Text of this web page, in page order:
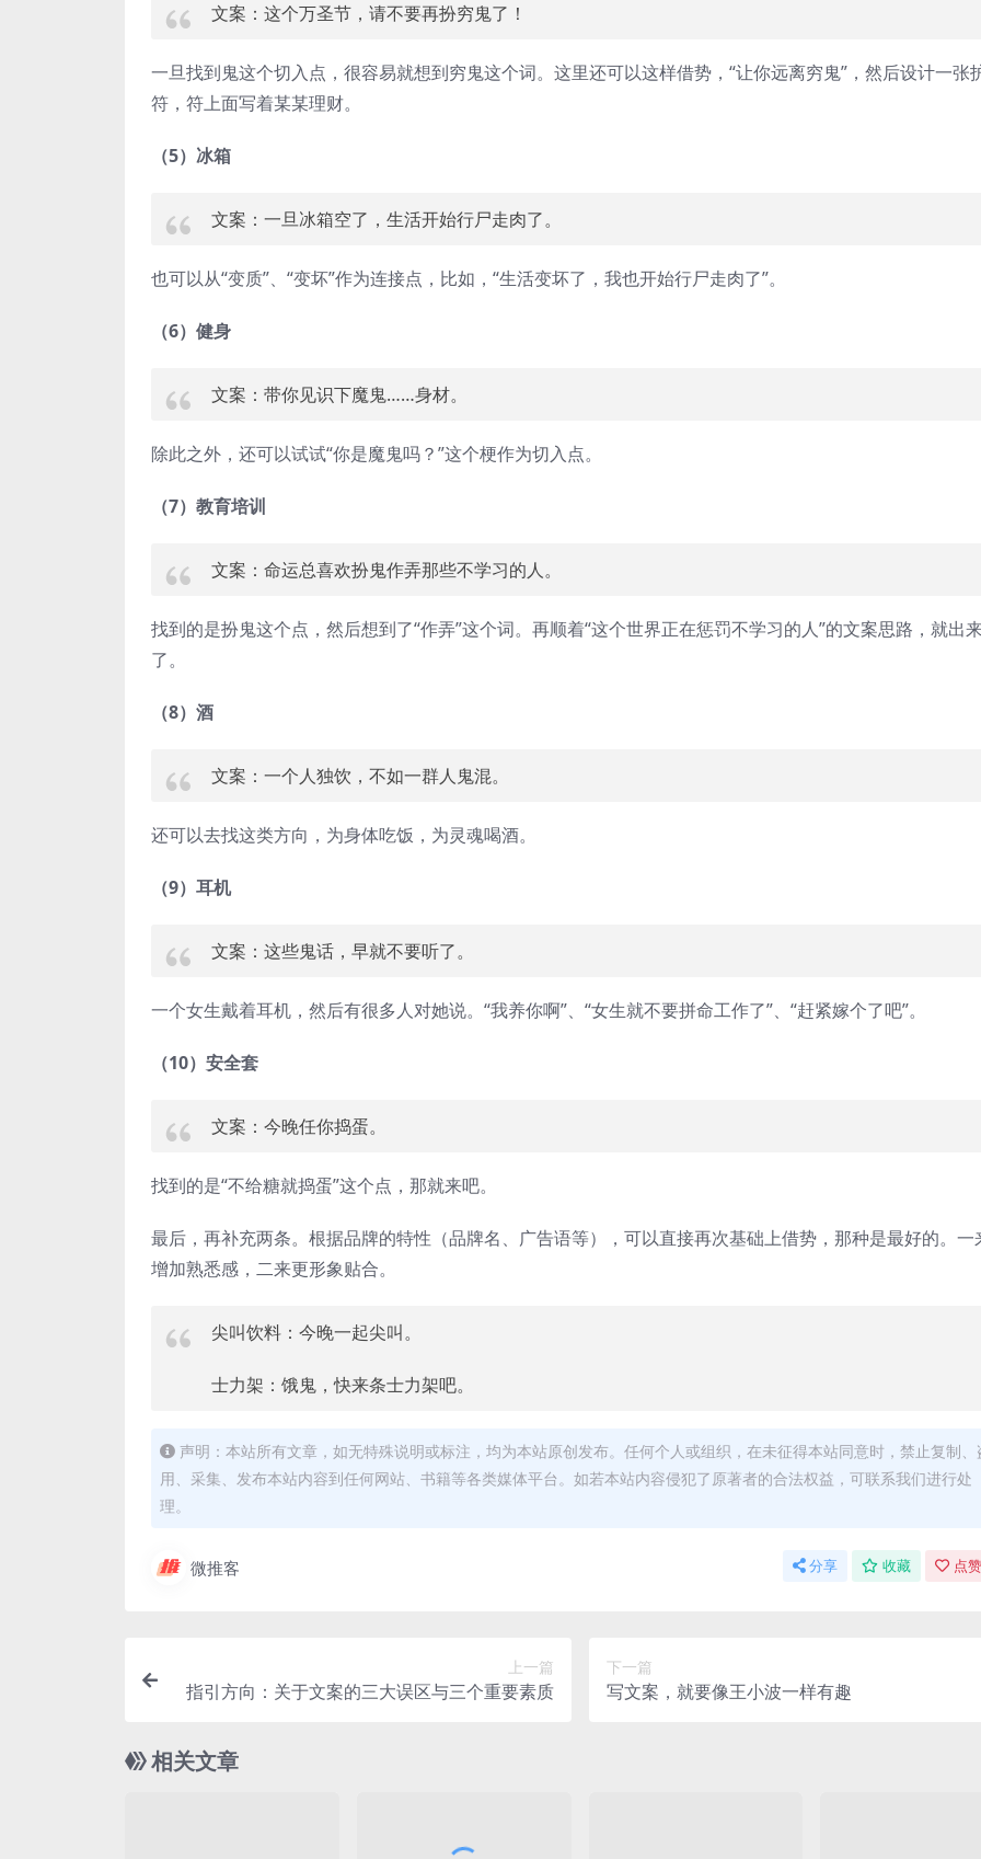
文案：这个万圣节，请不要再扮穷鬼了！
一旦找到鬼这个切入点，很容易就想到穷鬼这个词。这里还可以这样借势，“让你远离穷鬼”，然后设计一张
符，符上面写着某某理财。
（5）冰箱
文案：一旦冰箱空了，生活开始行尸走肉了。
也可以从“变质”、“变坏”作为连接点，比如，“生活变坏了，我也开始行尸走肉了”。
（6）健身
文案：带你见识下魔鬼……身材。
除此之外，还可以试试“你是魔鬼吗？”这个梗作为切入点。
（7）教育培训
文案：命运总喜欢扮鬼作弄那些不学习的人。
找到的是扮鬼这个点，然后想到了“作弄”这个词。再顺着“这个世界正在惩罚不学习的人”的文案思路，就出
了。
（8）酒
文案：一个人独饮，不如一群人鬼混。
还可以去找这类方向，为身体吃饭，为灵魂喝酒。
（9）耳机
文案：这些鬼话，早就不要听了。
一个女生戴着耳机，然后有很多人对她说。“我养你啊”、“女生就不要拼命工作了”、“赶紧嫁个了吧”。
（10）安全套
文案：今晚任你捣蛋。
找到的是“不给糖就捣蛋”这个点，那就来吧。
最后，再补充两条。根据品牌的特性（品牌名、广告语等），可以直接再次基础上借势，那种是最好的。一
增加熟悉感，二来更形象贴合。
尖叫饮料：今晚一起尖叫。
士力架：饿鬼，快来条士力架吧。
声明：本站所有文章，如无特殊说明或标注，均为本站原创发布。任何个人或组织，在未征得本站同意时，禁止复制、
用、采集、发布本站内容到任何网站、书籍等各类媒体平台。如若本站内容侵犯了原著者的合法权益，可联系我们进行处
理。
微推客 分享 收藏 点
上一篇
指引方向：关于文案的三大误区与三个重要素质
下一篇
写文案，就要像王小波一样有趣
相关文章